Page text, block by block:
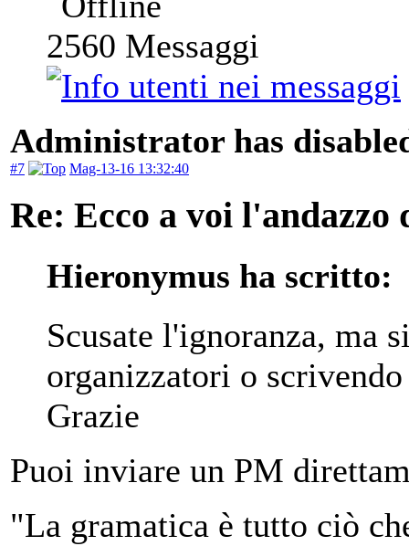
2560 Messaggi
Administrator has
#7 Mag-13-16 13:32:40
Re: Ecco a voi l'andazzo
Hieronymus ha scritto:
Scusate l'ignoranza, ma
organizzatori o
Grazie
Puoi inviare un PM
"La gramatica è tutto ciò